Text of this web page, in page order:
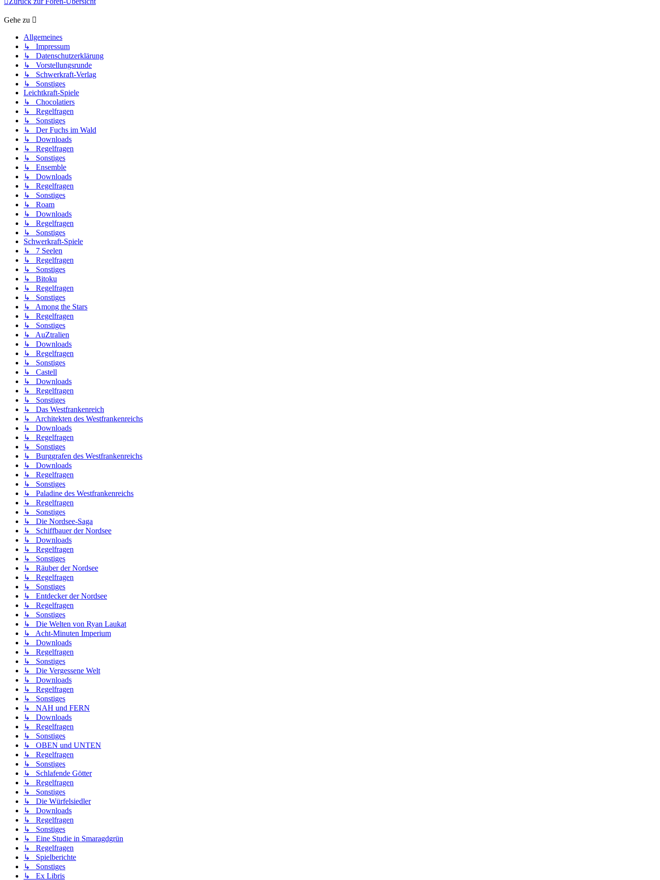
Gehe zu
Allgemeines
↳ Impressum
↳ Datenschutzerklärung
↳ Vorstellungsrunde
↳ Schwerkraft-Verlag
↳ Sonstiges
Leichtkraft-Spiele
↳ Chocolatiers
↳ Regelfragen
↳ Sonstiges
↳ Der Fuchs im Wald
↳ Downloads
↳ Regelfragen
↳ Sonstiges
↳ Ensemble
↳ Downloads
↳ Regelfragen
↳ Sonstiges
↳ Roam
↳ Downloads
↳ Regelfragen
↳ Sonstiges
Schwerkraft-Spiele
↳ 7 Seelen
↳ Regelfragen
↳ Sonstiges
↳ Bitoku
↳ Regelfragen
↳ Sonstiges
↳ Among the Stars
↳ Regelfragen
↳ Sonstiges
↳ AuZtralien
↳ Downloads
↳ Regelfragen
↳ Sonstiges
↳ Castell
↳ Downloads
↳ Regelfragen
↳ Sonstiges
↳ Das Westfrankenreich
↳ Architekten des Westfrankenreichs
↳ Downloads
↳ Regelfragen
↳ Sonstiges
↳ Burggrafen des Westfrankenreichs
↳ Downloads
↳ Regelfragen
↳ Sonstiges
↳ Paladine des Westfrankenreichs
↳ Regelfragen
↳ Sonstiges
↳ Die Nordsee-Saga
↳ Schiffbauer der Nordsee
↳ Downloads
↳ Regelfragen
↳ Sonstiges
↳ Räuber der Nordsee
↳ Regelfragen
↳ Sonstiges
↳ Entdecker der Nordsee
↳ Regelfragen
↳ Sonstiges
↳ Die Welten von Ryan Laukat
↳ Acht-Minuten Imperium
↳ Downloads
↳ Regelfragen
↳ Sonstiges
↳ Die Vergessene Welt
↳ Downloads
↳ Regelfragen
↳ Sonstiges
↳ NAH und FERN
↳ Downloads
↳ Regelfragen
↳ Sonstiges
↳ OBEN und UNTEN
↳ Regelfragen
↳ Sonstiges
↳ Schlafende Götter
↳ Regelfragen
↳ Sonstiges
↳ Die Würfelsiedler
↳ Downloads
↳ Regelfragen
↳ Sonstiges
↳ Eine Studie in Smaragdgrün
↳ Regelfragen
↳ Spielberichte
↳ Sonstiges
↳ Ex Libris